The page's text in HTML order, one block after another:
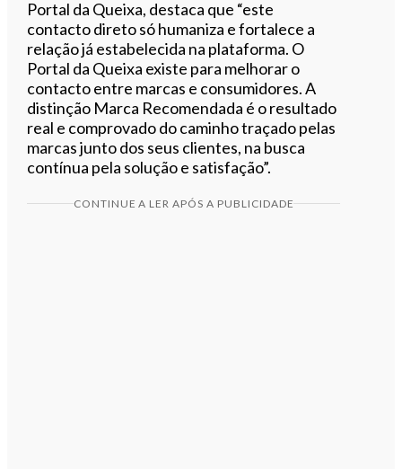
Portal da Queixa, destaca que “este
contacto direto só humaniza e fortalece a
relação já estabelecida na plataforma. O
Portal da Queixa existe para melhorar o
contacto entre marcas e consumidores. A
distinção Marca Recomendada é o resultado
real e comprovado do caminho traçado pelas
marcas junto dos seus clientes, na busca
contínua pela solução e satisfação”.
CONTINUE A LER APÓS A PUBLICIDADE